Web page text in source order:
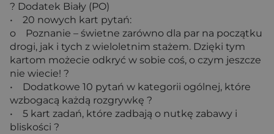
? Dodatek Biały (PO)
• 20 nowych kart pytań:
o Poznanie – świetne zarówno dla par na początku
drogi, jak i tych z wieloletnim stażem. Dzięki tym
kartom możecie odkryć w sobie coś, o czym jeszcze
nie wiecie! ?
• Dodatkowe 10 pytań w kategorii ogólnej, które
wzbogacą każdą rozgrywkę ?
• 5 kart zadań, które zadbają o nutkę zabawy i
bliskości ?